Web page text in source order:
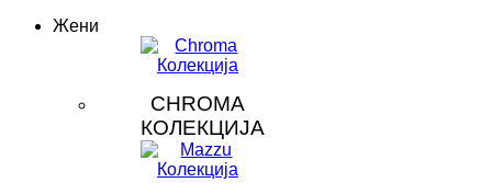
Жени
CHROMA
КОЛЕКЦИЈА